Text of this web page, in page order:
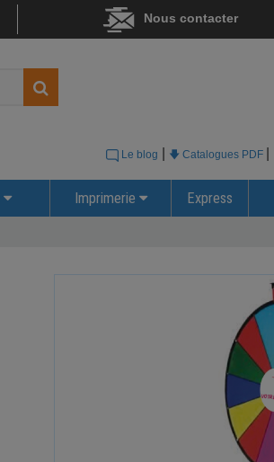
Nous contacter
Le blog 🡇 Catalogues PDF
Imprimerie Express